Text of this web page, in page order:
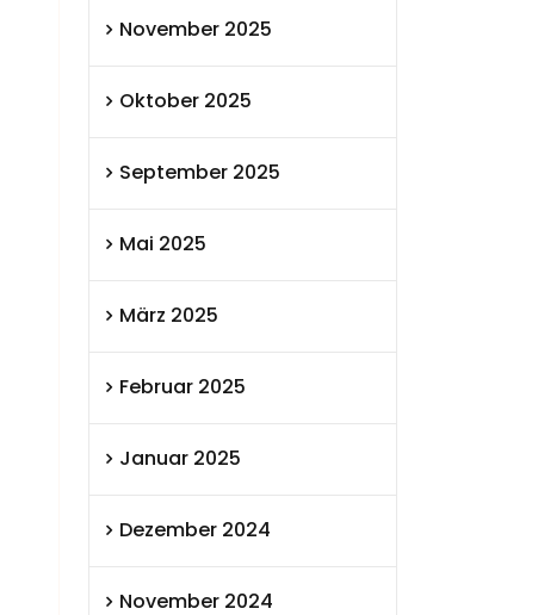
November 2025
Oktober 2025
September 2025
Mai 2025
März 2025
Februar 2025
Januar 2025
Dezember 2024
November 2024